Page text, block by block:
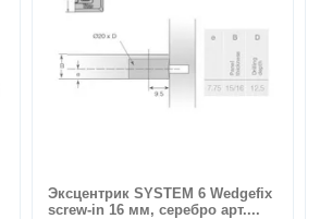
Эксцентрик SYSTEM 6 Wedgefix
screw-in 16 мм, серебро арт....